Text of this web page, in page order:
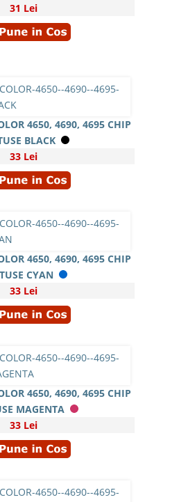
31 Lei
4650, 4690, 4695 CHIP
BLACK
33 Lei
4650, 4690, 4695 CHIP
CYAN
33 Lei
4650, 4690, 4695 CHIP
MAGENTA
33 Lei